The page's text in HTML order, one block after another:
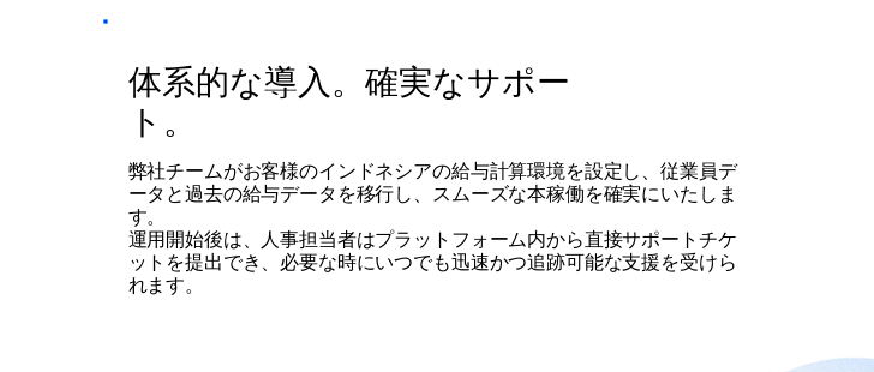
体系的な導入。確実なサポー
ト。
弊社チームがお客様のインドネシアの給与計算環境を設定し、従業員デ
ータと過去の給与データを移行し、スムーズな本稼働を確実にいたしま
す。
運用開始後は、人事担当者はプラットフォーム内から直接サポートチケ
ットを提出でき、必要な時にいつでも迅速かつ追跡可能な支援を受けら
れます。